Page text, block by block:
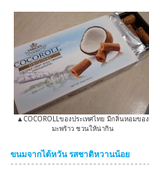
▲COCOROLLของประเทศไทย มีกลิ่นหอมของ
มะพร้าว ชวนให้น่ากิน
ขนมจากไต้หวัน รสชาติหวานน้อย